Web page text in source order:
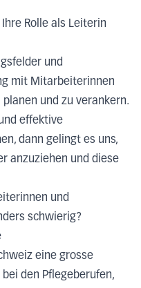
Rolle als Leiterin
und
mit Mitarbeiterinnen
und zu verankern.
effektive
dann gelingt es uns,
anzuziehen und diese
und
schwierig?
eine grosse
den Pflegeberufen,